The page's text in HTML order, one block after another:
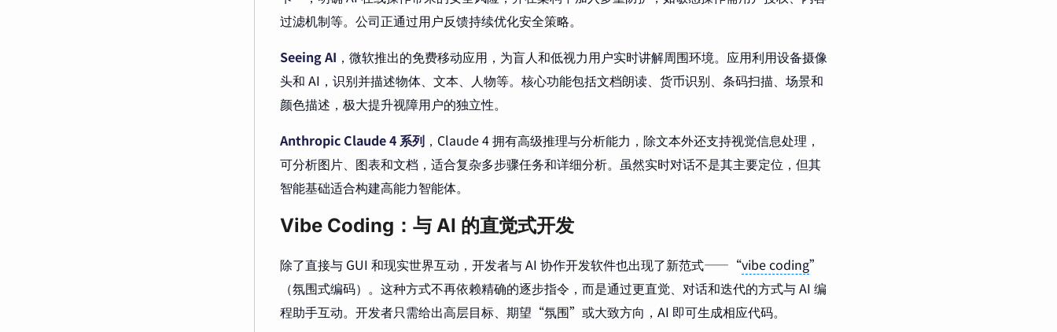
过滤机制等。公司正通过用户反馈持续优化安全策略。
Seeing AI ，微软推出的免费移动应用，为盲人和低视力用户实时讲解周围环境。应用利用设备摄像
头和 AI，识别并描述物体、文本、人物等。核心功能包括文档朗读、货币识别、条码扫描、场景和
颜色描述，极大提升视障用户的独立性。
Anthropic Claude 4 系列 ，Claude 4 拥有高级推理与分析能力，除文本外还支持视觉信息处理，
可分析图片、图表和文档，适合复杂多步骤任务和详细分析。虽然实时对话不是其主要定位，但其
智能基础适合构建高能力智能体。
Vibe Coding：与 AI 的直觉式开发
除了直接与 GUI 和现实世界互动，开发者与 AI 协作开发软件也出现了新范式——“vibe coding”
（氛围式编码）。这种方式不再依赖精确的逐步指令，而是通过更直觉、对话和迭代的方式与 AI 编
程助手互动。开发者只需给出高层目标、期望“氛围”或大致方向，AI 即可生成相应代码。